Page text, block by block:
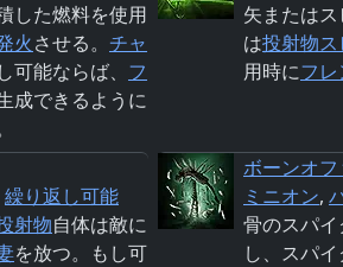
した燃料を使用
火させる。 チャ
能ならば、 フ
成できるように
矢または
は投射物
用時にフ
繰り返し可能
射物自体は敵に
を放つ。もし可
ボーンオ
ミニオン,
骨のスパ
し、スパ